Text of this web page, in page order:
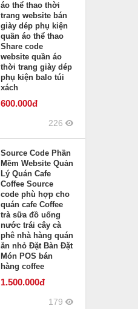
áo thể thao thời
trang website bán
giày dép phụ kiện
quần áo thể thao
Share code
website quần áo
thời trang giày dép
phụ kiện balo túi
xách
600.000đ
226
Source Code Phần
Mềm Website Quản
Lý Quán Cafe
Coffee Source
code phù hợp cho
quán cafe Coffee
trà sữa đồ uống
nước trái cây cà
phê nhà hàng quán
ăn nhỏ Đặt Bàn Đặt
Món POS bán
hàng coffee
1.500.000đ
179